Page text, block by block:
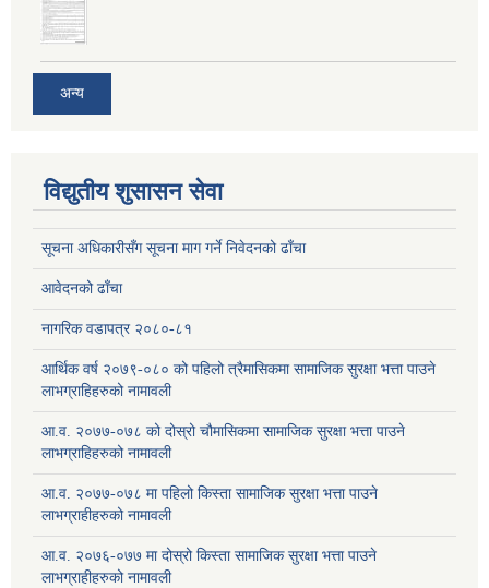
अन्य
विद्युतीय शुसासन सेवा
सूचना अधिकारीसँग सूचना माग गर्ने निवेदनको ढाँचा
आवेदनको ढाँचा
नागरिक वडापत्र २०८०-८१
आर्थिक वर्ष २०७९-०८० को पहिलो त्रैमासिकमा सामाजिक सुरक्षा भत्ता पाउने
लाभग्राहिहरुको नामावली
आ.व. २०७७-०७८ को दोस्रो चौमासिकमा सामाजिक सुरक्षा भत्ता पाउने
लाभग्राहिहरुको नामावली
आ.व. २०७७-०७८ मा पहिलो किस्ता सामाजिक सुरक्षा भत्ता पाउने
लाभग्राहीहरुको नामावली
आ.व. २०७६-०७७ मा दोस्रो किस्ता सामाजिक सुरक्षा भत्ता पाउने
लाभग्राहीहरुको नामावली